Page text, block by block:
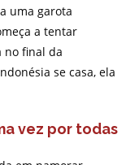
uma garota
a tentar
no final da
se casa, ela
vez por todas